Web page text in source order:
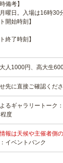
備考】
曜日。入場は16時30
開始時刻】
終了時刻】
人1000円、高大生
先に直接ご確認くださ
るギャラリートーク
度
報は天候や主催者側
イベントバンク